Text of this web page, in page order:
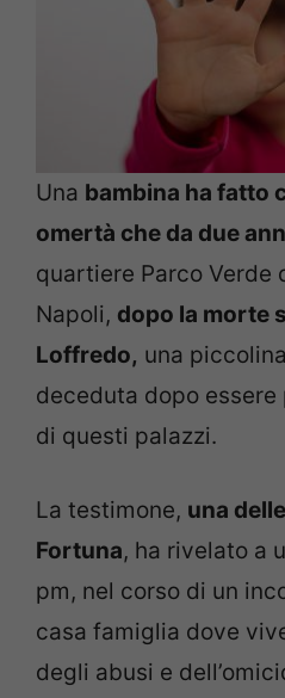
Una bambina ha fatto
omertà che da due
quartiere Parco Verde
Napoli, dopo la morte
Loffredo, una
deceduta dopo
di questi palazzi.
La testimone, una
Fortuna, ha rivelato a
pm, nel corso di un
casa famiglia dove
degli abusi e